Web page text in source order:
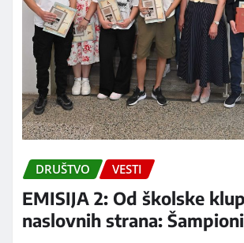
DRUŠTVO VESTI
EMISIJA 2: Od školske
naslovnih strana: